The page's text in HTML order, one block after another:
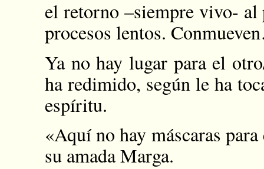
el retorno –siempre vivo-
procesos lentos.
Ya no hay lugar para el
ha redimido, según le ha
espíritu.
«Aquí no hay máscaras
su amada Marga.